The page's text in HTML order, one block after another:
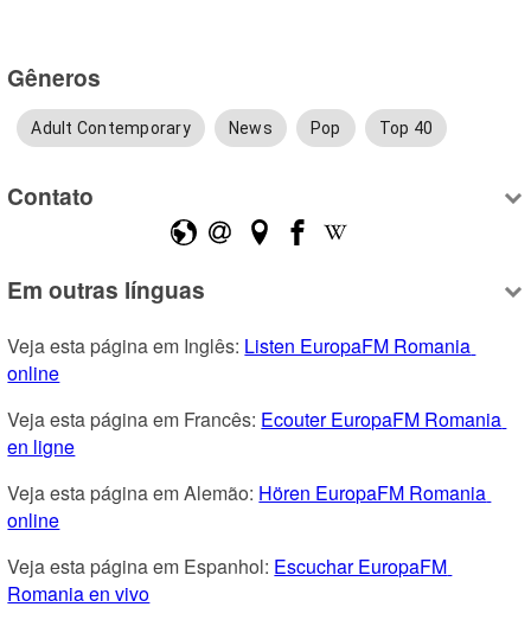
Gêneros
Adult Contemporary News Pop Top 40
Contato
Em outras línguas
Veja esta página em Inglês: Listen EuropaFM Romania
online
Veja esta página em Francês: Ecouter EuropaFM Romania
en ligne
Veja esta página em Alemão: Hören EuropaFM Romania
online
Veja esta página em Espanhol: Escuchar EuropaFM
Romania en vivo